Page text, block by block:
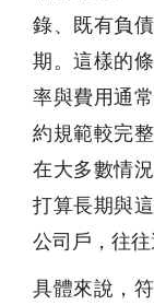
錄、既有負
期。這樣的
率與費用通
約規範較完
在大多數情
打算長期與
公司戶，往往
具體來說，